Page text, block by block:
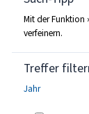
Mit der Funktion
verfeinern.
Treffer
Jahr